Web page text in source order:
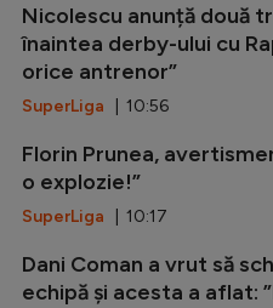
Nicolescu anunță două
înaintea derby-ului cu
orice antrenor”
SuperLiga | 10:56
Florin Prunea,
o explozie!”
SuperLiga | 10:17
Dani Coman a vrut să
echipă și acesta a aflat: